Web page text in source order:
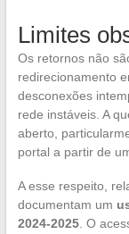
Limites
Os retornos não
redirecionamento
desconexões
rede instáveis. A
aberto,
portal a partir de
A esse respeito,
documentam um
2024-2025. O